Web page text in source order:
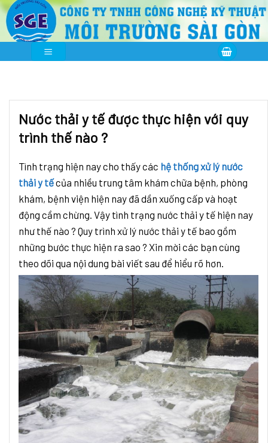
Skip
to
content
Nước thải y tế được thực hiện với quy
trình thế nào ?
Tình trạng hiện nay cho thấy các hệ thống xử lý nước
thải y tếcủa nhiều trung tâm khám chữa bệnh, phòng
khám, bệnh viện hiện nay đã dần xuống cấp và hoạt
động cầm chừng. Vậy tình trạng nước thải y tế hiện nay
như thế nào ? Quy trình xử lý nước thải y tế bao gồm
những bước thực hiện ra sao ? Xin mời các bạn cùng
theo dõi qua nội dung bài viết sau để hiểu rõ hơn.